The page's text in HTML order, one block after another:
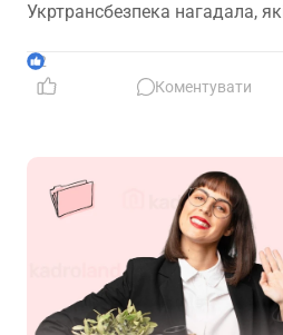
Укртрансбезпека нагадала,
що очікує на компанії, які не
свій статус
2
Коментувати